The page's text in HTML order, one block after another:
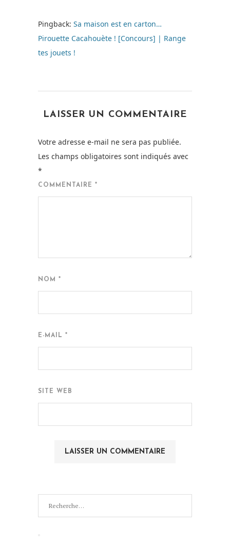
Pingback: Sa maison est en carton…
Pirouette Cacahouète ! [Concours] | Range
tes jouets !
LAISSER UN COMMENTAIRE
Votre adresse e-mail ne sera pas publiée.
Les champs obligatoires sont indiqués avec
*
COMMENTAIRE *
NOM *
E-MAIL *
SITE WEB
pour
: